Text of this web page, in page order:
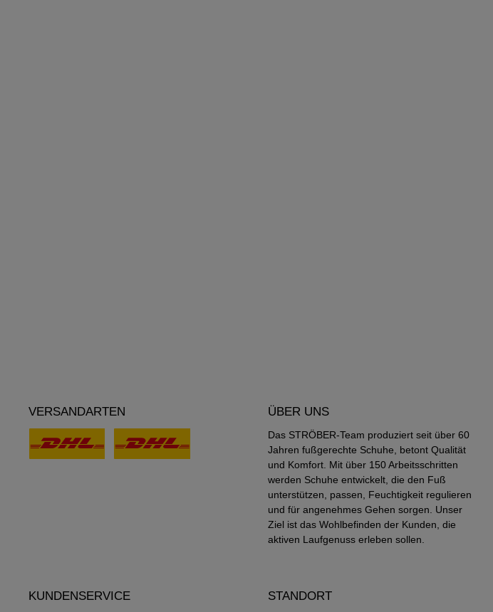
VERSANDARTEN ÜBER UNS
Das STRÖBER-Team produziert seit über 60
Jahren fußgerechte Schuhe, betont Qualität
und Komfort. Mit über 150 Arbeitsschritten
werden Schuhe entwickelt, die den Fuß
unterstützen, passen, Feuchtigkeit regulieren
und für angenehmes Gehen sorgen. Unser
Ziel ist das Wohlbefinden der Kunden, die
aktiven Laufgenuss erleben sollen.
KUNDENSERVICE STANDORT